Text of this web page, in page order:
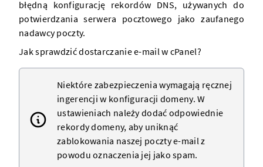
błędną konfigurację rekordów DNS, używanych do
potwierdzaniaserwera pocztowego jako zaufanego
nadawcy poczty.
Jak sprawdzić dostarczanie e-mail w cPanel?
Niektóre zabezpieczenia wymagają ręcznej
ingerencji w konfiguracji domeny. W
ustawieniach należy dodać odpowiednie
rekordy domeny, aby uniknąć
zablokowania naszej poczty e-mail z
powodu oznaczenia jej jakospam.